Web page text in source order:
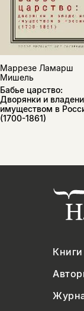
Маррезе Ламарш
Мишель
Бабье царство:
Дворянки и
имуществом в
(1700-1861)
Книги